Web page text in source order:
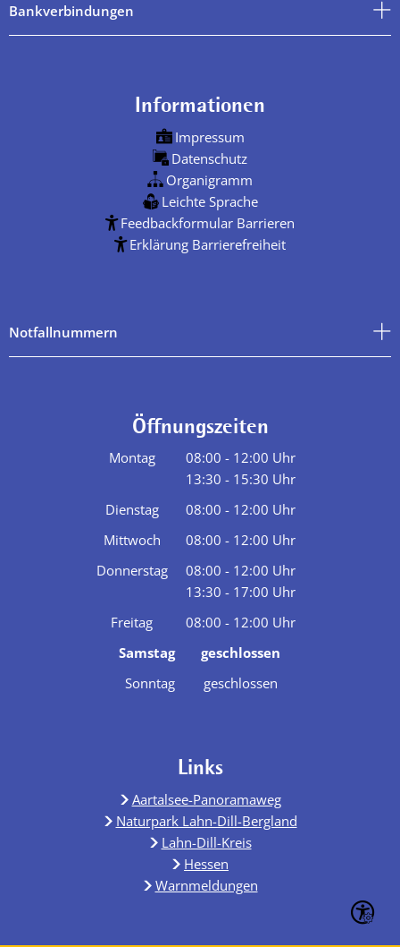
Bankverbindungen
Informationen
Impressum
Datenschutz
Organigramm
Leichte Sprache
Feedbackformular Barrieren
Erklärung Barrierefreiheit
Notfallnummern
Öffnungszeiten
Montag 08:00 - 12:00 Uhr
Von 08:00 bis 12:00 Uhr
13:30 - 15:30 Uhr
Von 13:30 bis 15:30 Uhr
Dienstag 08:00 - 12:00 Uhr
Von 08:00 bis 12:00 Uhr
Mittwoch 08:00 - 12:00 Uhr
Von 08:00 bis 12:00 Uhr
Donnerstag 08:00 - 12:00 Uhr
Von 08:00 bis 12:00 Uhr
13:30 - 17:00 Uhr
Von 13:30 bis 17:00 Uhr
Freitag 08:00 - 12:00 Uhr
Von 08:00 bis 12:00 Uhr
Samstag
geschlossen
Sonntag
geschlossen
Links
Aartalsee-Panoramaweg
Naturpark Lahn-Dill-Bergland
Lahn-Dill-Kreis
Hessen
Warnmeldungen
Seite